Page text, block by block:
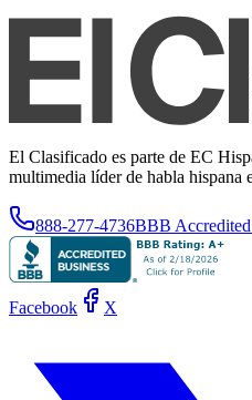
El Clasificado es parte de EC
multimedia líder de habla hispana
888-277-4736BBB Accredited
Facebook X